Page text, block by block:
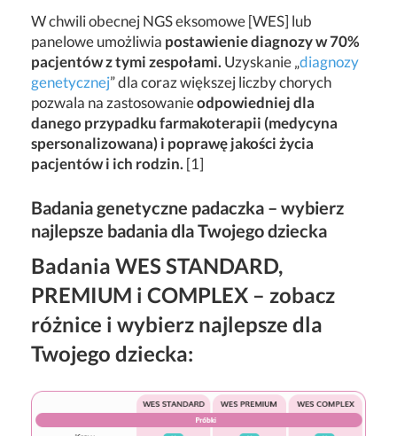
W chwili obecnej NGS eksomowe [WES] lub
panelowe umożliwia postawienie diagnozy w 70%
pacjentów z tymi zespołami. Uzyskanie „diagnozy
genetycznej” dla coraz większej liczby chorych
pozwala na zastosowanieodpowiedniej dla
danego przypadku farmakoterapii (medycyna
spersonalizowana) i poprawę jakości życia
pacjentów i ich rodzin. [1]
Badania genetyczne padaczka – wybierz
najlepsze badania dla Twojego dziecka
Badania WES STANDARD,
PREMIUM i COMPLEX – zobacz
różnice i wybierz najlepsze dla
Twojego dziecka: